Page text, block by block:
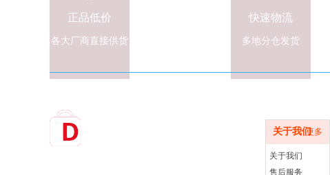
各大厂商直接供货
正品低价
多地分仓发货
快速物流
关于我们更多
关于我们
售后服务